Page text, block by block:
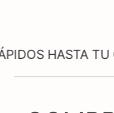
TU CASA.